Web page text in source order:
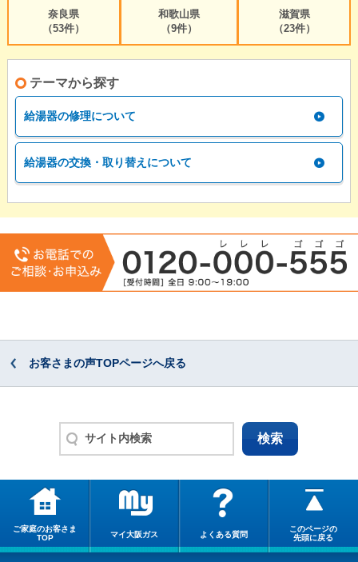
奈良県
（53件）
和歌山県
（9件）
滋賀県
（23件）
テーマから探す
給湯器の修理について
給湯器の交換・取り替えについて
お客さまの声TOPページへ戻る
ご家庭のお客さま
TOP
マイ大阪ガス よくある質問
このページの
先頭に戻る